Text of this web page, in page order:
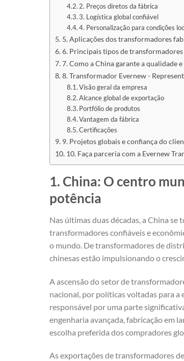
2. Preços diretos da fábrica
3. Logística global confiável
4. Personalização para condições
5. Aplicações dos transformadores
6. Principais tipos de
7. Como a China garante a qualidade
8. Transformador Evernew -
Visão geral da empresa
Alcance global de exportação
Portfólio de produtos
Vantagem da fábrica
Certificações
9. Projetos globais e confiança do
10. Faça parceria com a Evernew
1. China: O centro
potência
Nas últimas duas décadas, a China
transformadores confiáveis e
o mundo. De transformadores de
chinesas estão impulsionando o
A ascensão do setor de
nacional, por políticas voltadas para a
responsável por uma parte
engenharia avançada, fabricação em
escolha preferida dos compradores
As exportações de transformadores